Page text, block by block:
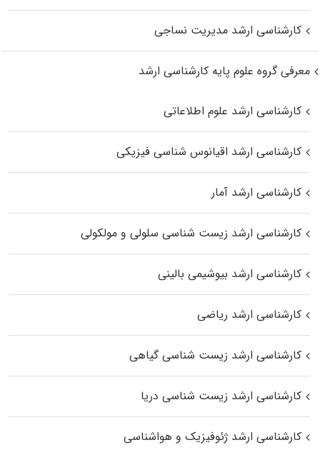
کارشناسی ارشد مدیریت نساجی
معرفی گروه علوم پایه کارشناسی ارشد
کارشناسی ارشد علوم اطلاعاتی
کارشناسی ارشد اقیانوس‌ شناسی فیزیکی
کارشناسی ارشد آمار
کارشناسی ارشد زیست شناسی سلولی و مولکولی
کارشناسی ارشد بیوشیمی بالینی
کارشناسی ارشد ریاضی
کارشناسی ارشد زیست‌ شناسی گیاهی
کارشناسی ارشد زیست‌ شناسی دریا
کارشناسی ارشد ژئوفیزیک و هواشناسی